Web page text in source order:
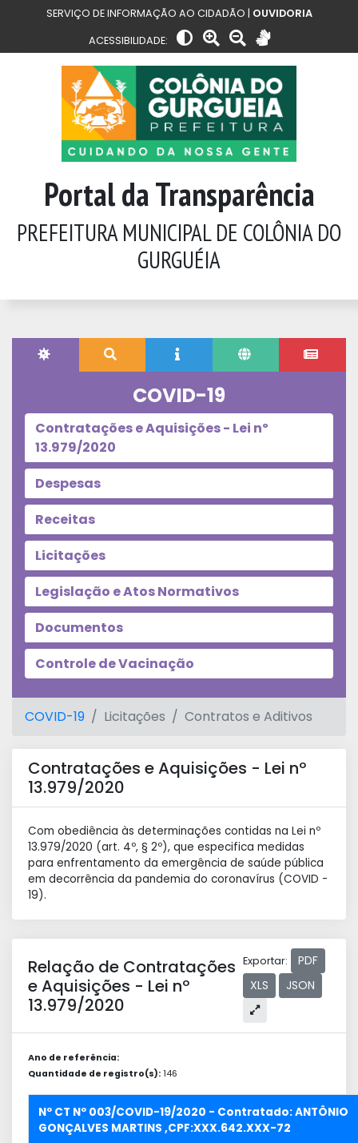
SERVIÇO DE INFORMAÇÃO AO CIDADÃO | OUVIDORIA
ACESSIBILIDADE:
Portal da Transparência
PREFEITURA MUNICIPAL DE COLÔNIA DO
GURGUÉIA
COVID-19
Contratações e Aquisições - Lei nº
13.979/2020
Despesas
Receitas
Licitações
Legislação e Atos Normativos
Documentos
Controle de Vacinação
COVID-19 Licitações Contratos e Aditivos
Contratações e Aquisições - Lei nº
13.979/2020
Com obediência às determinações contidas na Lei nº
13.979/2020 (art. 4º, § 2º), que especifica medidas
para enfrentamento da emergência de saúde pública
em decorrência da pandemia do coronavírus (COVID -
19).
Relação de Contratações
e Aquisições - Lei nº
13.979/2020
Exportar:
PDF
XLS
JSON
Ano de referência:
Quantidade de registro(s): 146
Nº CT Nº 003/COVID-19/2020 - Contratado: ANTÔNIO
GONÇALVES MARTINS ,CPF:XXX.642.XXX-72